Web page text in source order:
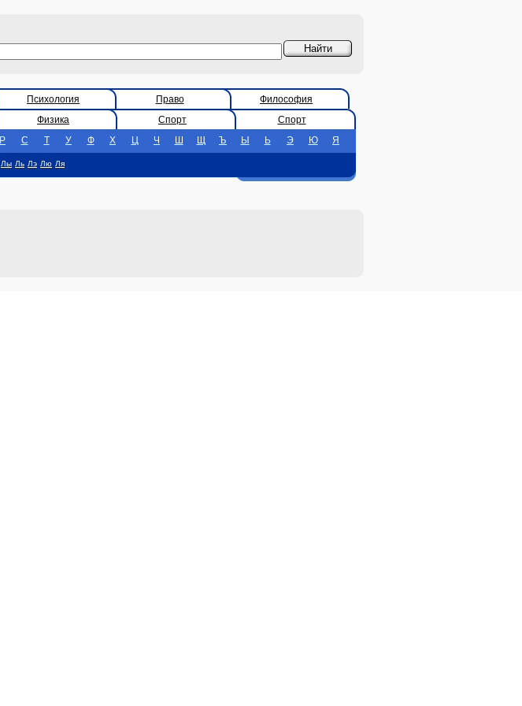
Психология Право
Философия
Физика Спорт
Спорт
Р С Т У Ф Х Ц Ч Ш Щ Ъ Ы Ь Э Ю Я
Лы Ль Лэ Лю Ля